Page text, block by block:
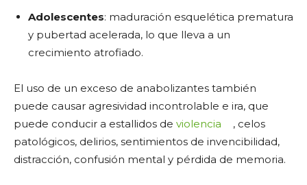
Adolescentes: maduración esquelética prematura
y pubertad acelerada, lo que lleva a un
crecimiento atrofiado.
El uso de un exceso de anabolizantes también
puede causar agresividad incontrolable e ira, que
puede conducir a estallidos de violencia
, celos
patológicos, delirios, sentimientos de invencibilidad,
distracción, confusión mental y pérdida de memoria.